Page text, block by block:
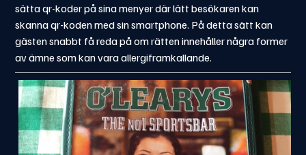
sätta qr-koder på sina menyer där lätt besökaren kan
skanna qr-koden med sin smartphone. På detta sätt kan
gästen snabbt få reda på om rätten innehåller några former
av ämne som kan vara allergiframkallande.